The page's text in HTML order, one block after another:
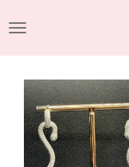
direct
naar
hoofdinhoud